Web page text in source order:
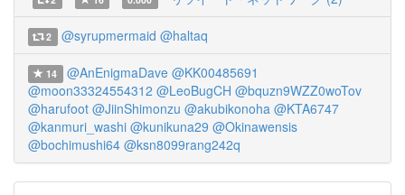
2 @syrupmermaid @haltaq
14 @AnEnigmaDave @KK00485691
@moon33324554312 @LeoBugCH @bquzn9WZZ0woTov
@harufoot @JiinShimonzu @akubikonoha @KTA6747
@kanmuri_washi @kunikuna29 @Okinawensis
@bochimushi64 @ksn8099rang242q